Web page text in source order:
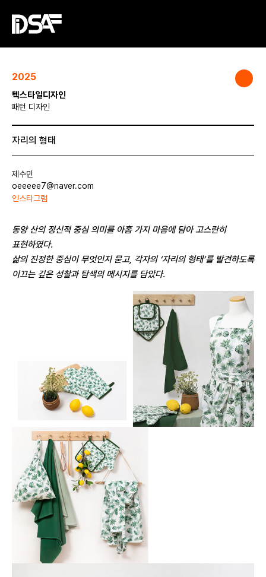
2025
텍스타일디자인
패턴 디자인
자리의 형태
제수민
oeeeee7@naver.com
인스타그램
동양 산의 정신적 중심 의미를 아홉 가지 마음에 담아 고스란히
표현하였다.
삶의 진정한 중심이 무엇인지 묻고, 각자의 ‘자리의 형태’를 발견하도록
이끄는 깊은 성찰과 탐색의 메시지를 담았다.